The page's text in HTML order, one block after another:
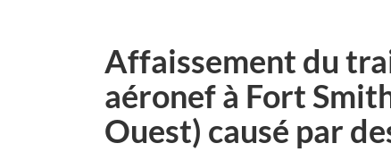
Affaissement du
aéronef à Fort
Ouest) causé par